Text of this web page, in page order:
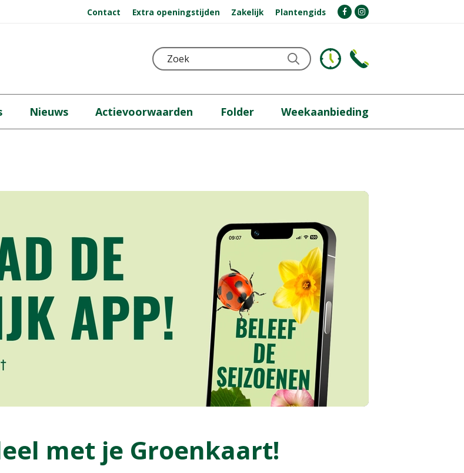
Contact Extra openingstijden Zakelijk Plantengids
Nieuws Actievoorwaarden Folder Weekaanbieding
met je Groenkaart!